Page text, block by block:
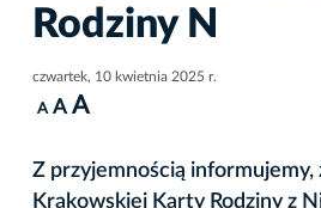
Rodziny N
czwartek, 10 kwietnia 2025 r.
A A A
Z przyjemnością informujemy,
Krakowskiej Karty Rodziny z